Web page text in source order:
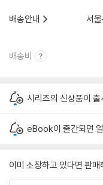
배송안내
서
배송비
시리즈의 신상품이
eBook이 출간되면
이미 소장하고 있다면 판매